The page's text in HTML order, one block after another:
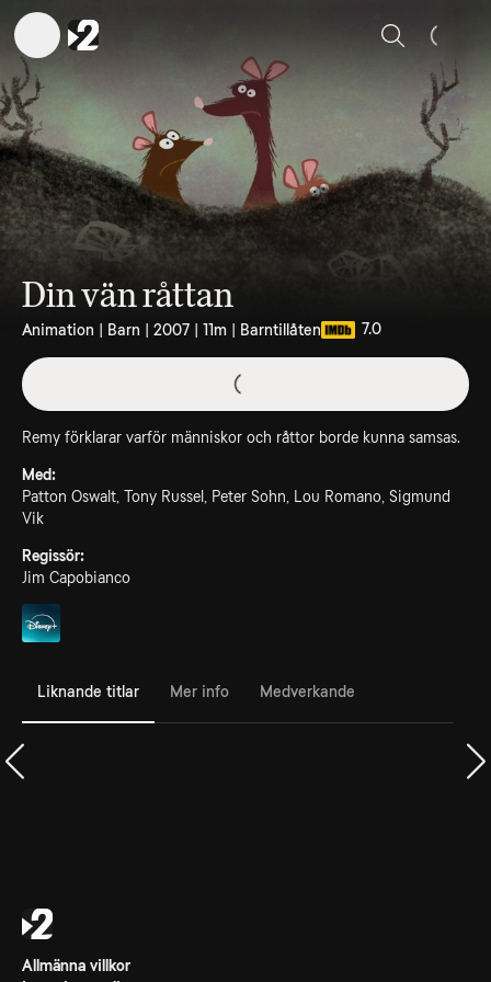
Sök
Din vän råttan
Animation | Barn | 2007 | 11m | Barntillåten 7.0
Remy förklarar varför människor och råttor borde kunna samsas.
Med:
Patton Oswalt, Tony Russel, Peter Sohn, Lou Romano, Sigmund
Vik
Regissör:
Jim Capobianco
Liknande titlar Mer info Medverkande
Allmänna villkor